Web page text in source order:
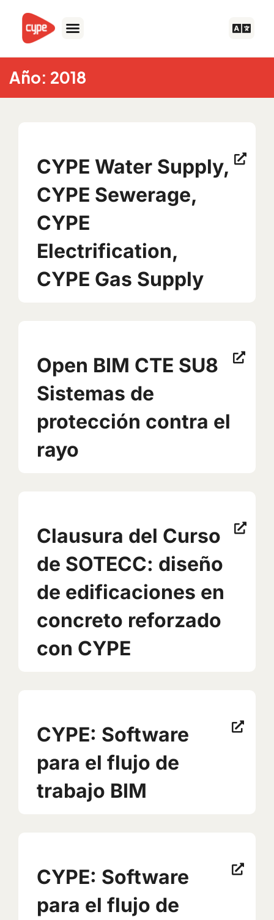
content
Año: 2018
CYPE Water Supply,
CYPE Sewerage,
CYPE
Electrification,
CYPE Gas Supply
Open BIM CTE SU8
Sistemas de
protección contra el
rayo
Clausura del Curso
de SOTECC: diseño
de edificaciones en
concreto reforzado
con CYPE
CYPE: Software
para el flujo de
trabajo BIM
CYPE: Software
para el flujo de